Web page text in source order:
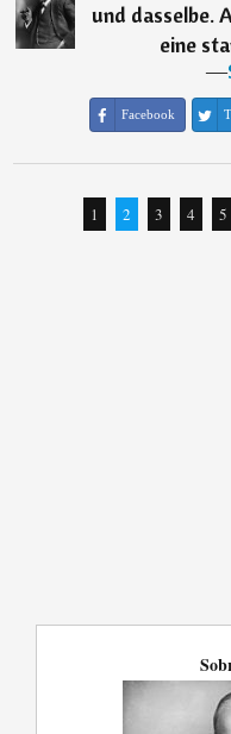
und dasselbe.
eine
―
Facebook
1 2 3 4 5